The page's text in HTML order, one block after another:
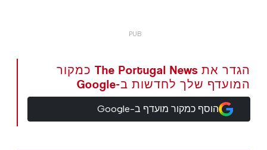
הגדר את The Portugal News כמקור
המועדף שלך לחדשות ב-Google
הוסף כמקור מועדף ב-Google